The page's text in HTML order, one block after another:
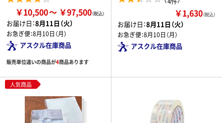
￥10,500 ￥97,500
お届け日：8月11日（火）
お急ぎ便：8月10日（月）
アスクル在庫商品
販売単位違いの商品が4商品あります
￥1,630（税込）
お届け日：8月11日（火）
お急ぎ便：8月10日（月）
アスクル在庫商品
人気商品